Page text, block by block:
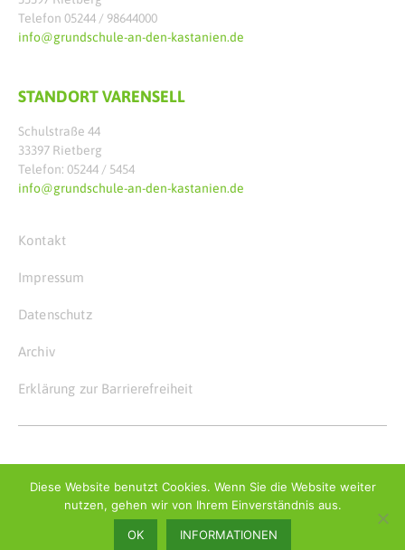
Telefon 05244 / 98644000
info@grundschule-an-den-kastanien.de
STANDORT VARENSELL
Schulstraße 44
33397 Rietberg
Telefon: 05244 / 5454
info@grundschule-an-den-kastanien.de
Kontakt
Impressum
Datenschutz
Archiv
Erklärung zur Barrierefreiheit
Diese Website benutzt Cookies. Wenn Sie die Website weiter
nutzen, gehen wir von Ihrem Einverständnis aus.
OK INFORMATIONEN